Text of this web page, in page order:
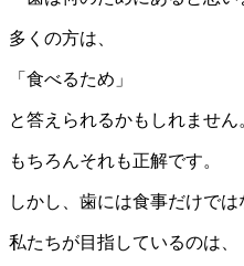
多くの方は、
「食べるため」
と答えられるかもしれません
もちろんそれも正解です。
しかし、歯には食事だけで
私たちが目指しているのは、